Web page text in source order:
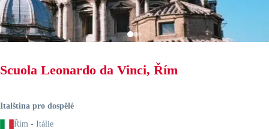
Scuola Leonardo da Vinci, Řím
Italština pro dospělé
Řím - Itálie